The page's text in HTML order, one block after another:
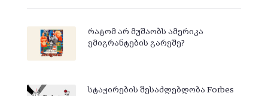
რატომ არ მუშაობს ამერიკა
ემიგრანტების გარეშე?
სტაჟირების შესაძლებლობა Forbes